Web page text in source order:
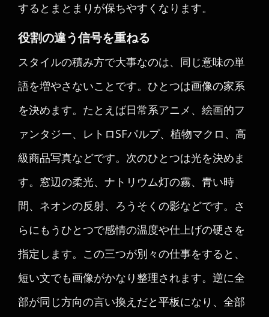
するとまとまりが保ちやすくなります。
役割の違う信号を重ねる
スタイルの積み方で大事なのは、同じ意味の単
語を増やさないことです。ひとつは画像の家系
を決めます。たとえば日常系アニメ、絵画的フ
ァンタジー、レトロSFパルプ、植物マクロ、高
級商品写真などです。次のひとつは光を決めま
す。窓辺の柔光、ナトリウム灯の霧、青い時
間、ネオンの反射、ろうそくの影などです。さ
らにもうひとつで感情の温度や仕上げの硬さを
指定します。この三つが別々の仕事をすると、
短い文でも画像がかなり整理されます。逆に全
部が同じ方向の言い換えだと平板になり、全部